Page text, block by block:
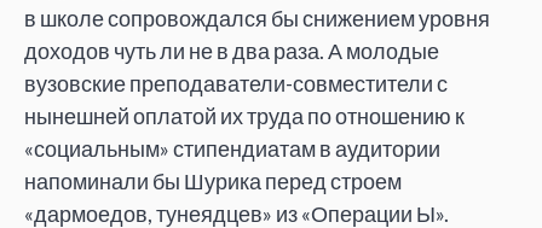
в школе сопровождался бы снижением уровня
доходов чуть ли не в два раза. А молодые
вузовские преподаватели-совместители с
нынешней оплатой их труда по отношению к
«социальным» стипендиатам в аудитории
напоминали бы Шурика перед строем
«дармоедов, тунеядцев» из «Операции Ы».